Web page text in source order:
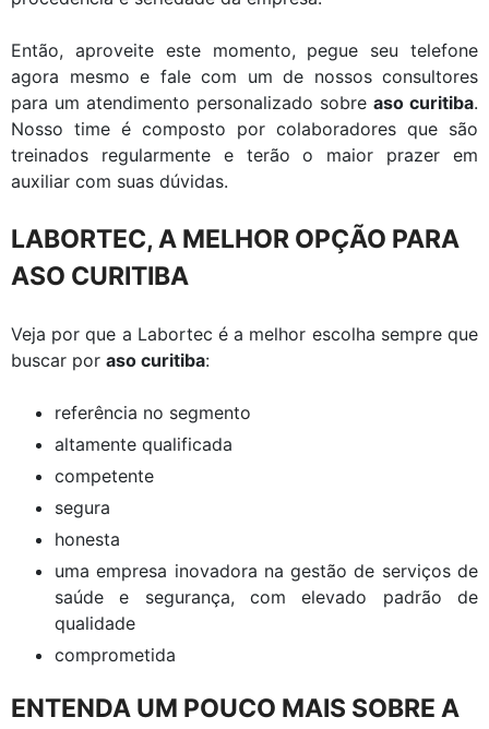
Então, aproveite este momento, pegue seu telefone
agora mesmo e fale com um de nossos consultores
para um atendimento personalizado sobre aso curitiba.
Nosso time é composto por colaboradores que são
treinados regularmente e terão o maior prazer em
auxiliar com suas dúvidas.
LABORTEC, A MELHOR OPÇÃO PARA
ASO CURITIBA
Veja por que a Labortec é a melhor escolha sempre que
buscar por aso curitiba:
referência no segmento
altamente qualificada
competente
segura
honesta
uma empresa inovadora na gestão de serviços de
saúde e segurança, com elevado padrão de
qualidade
comprometida
ENTENDA UM POUCO MAIS SOBRE A